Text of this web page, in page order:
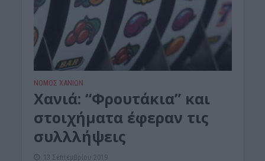
ΝΟΜΌΣ ΧΑΝΊΩΝ
Χανιά: “Φρουτάκια” και
στοιχήματα έφεραν τις
συλλλήψεις
13 Σεπτεμβρίου 2019